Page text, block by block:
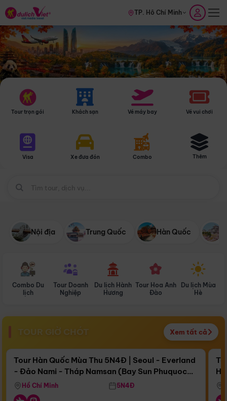
TP. Hồ Chí Minh
Tour trọn gói Khách sạn Vé máy bay Vé vui chơi
Visa Xe đưa đón Combo Thêm
Nội địa Trung Quốc Hàn Quốc
Combo Du
lịch
Tour Doanh
Nghiệp
Du lịch Hành
Hương
Tour Hoa Anh
Đào
Du lịch Mùa
Hè
TOUR GIỜ CHÓT Xem tất cả
Còn17 ngày 12:35:02
Bay Sun Phuquoc Airways
Điểm nổi bật
Tour Hàn Quốc Mùa Thu 5N4Đ | Seoul - Everland
- Đảo Nami - Tháp Namsan (Bay Sun Phuquoc
Airways)
Hồ Chí Minh 5N4Đ